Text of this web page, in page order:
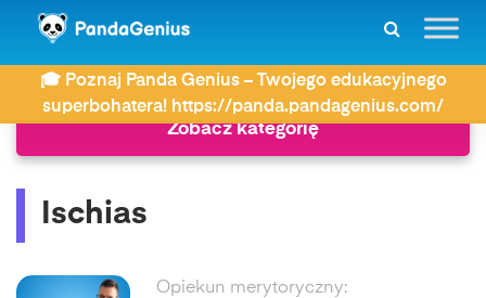
🎓 Poznaj Panda Genius – Twojego edukacyjnego
superbohatera! https://panda.pandagenius.com/
ZDAY Słownik Ischias
Zobacz kategorię
Ischias
Opiekun merytoryczny: